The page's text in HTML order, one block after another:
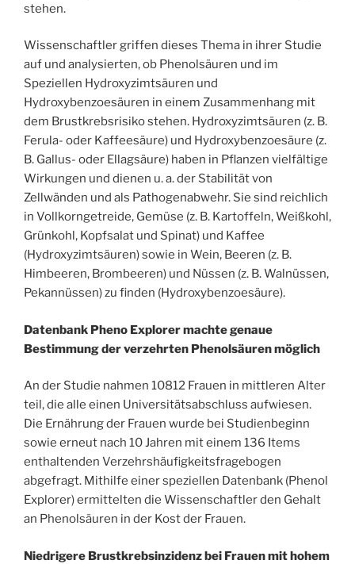
stehen.
Wissenschaftler griffen dieses Thema in ihrer Studie
auf und analysierten, ob Phenolsäuren und im
Speziellen Hydroxyzimtsäuren und
Hydroxybenzoesäuren in einem Zusammenhang mit
dem Brustkrebsrisiko stehen. Hydroxyzimtsäuren (z. B.
Ferula- oder Kaffeesäure) und Hydroxybenzoesäure (z.
B. Gallus- oder Ellagsäure) haben in Pflanzen vielfältige
Wirkungen und dienen u. a. der Stabilität von
Zellwänden und als Pathogenabwehr. Sie sind reichlich
in Vollkorngetreide, Gemüse (z. B. Kartoffeln, Weißkohl,
Grünkohl, Kopfsalat und Spinat) und Kaffee
(Hydroxyzimtsäuren) sowie in Wein, Beeren (z. B.
Himbeeren, Brombeeren) und Nüssen (z. B. Walnüssen,
Pekannüssen) zu finden (Hydroxybenzoesäure).
Datenbank Pheno Explorer machte genaue
Bestimmung der verzehrten Phenolsäuren möglich
An der Studie nahmen 10812 Frauen in mittleren Alter
teil, die alle einen Universitätsabschluss aufwiesen.
Die Ernährung der Frauen wurde bei Studienbeginn
sowie erneut nach 10 Jahren mit einem 136 Items
enthaltenden Verzehrshäufigkeitsfragebogen
abgefragt. Mithilfe einer speziellen Datenbank (Phenol
Explorer) ermittelten die Wissenschaftler den Gehalt
an Phenolsäuren in der Kost der Frauen.
Niedrigere Brustkrebsinzidenz bei Frauen mit hohem